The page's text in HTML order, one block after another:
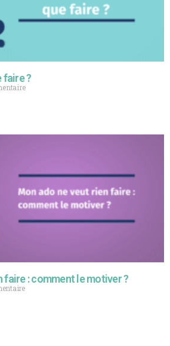
faire ?
faire : comment le motiver ?